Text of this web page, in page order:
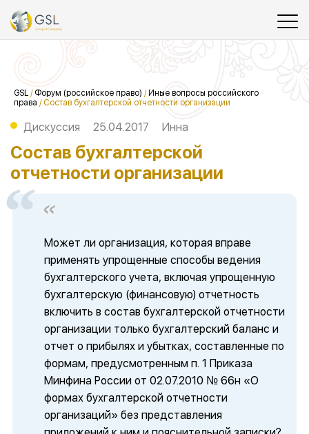
GSL / Форум (российское право) / Иные вопросы российского
права /Состав бухгалтерской отчетности организации
Дискуссия 25.04.2017 Инна
Состав бухгалтерской
отчетности организации
Может ли организация, которая вправе
применять упрощенные способы ведения
бухгалтерского учета, включая упрощенную
бухгалтерскую (финансовую) отчетность
включить в состав бухгалтерской отчетности
организации только бухгалтерский баланс и
отчет о прибылях и убытках, составленные по
формам, предусмотренным п. 1 Приказа
Минфина России от 02.07.2010 № 66н «О
формах бухгалтерской отчетности
организаций» без представления